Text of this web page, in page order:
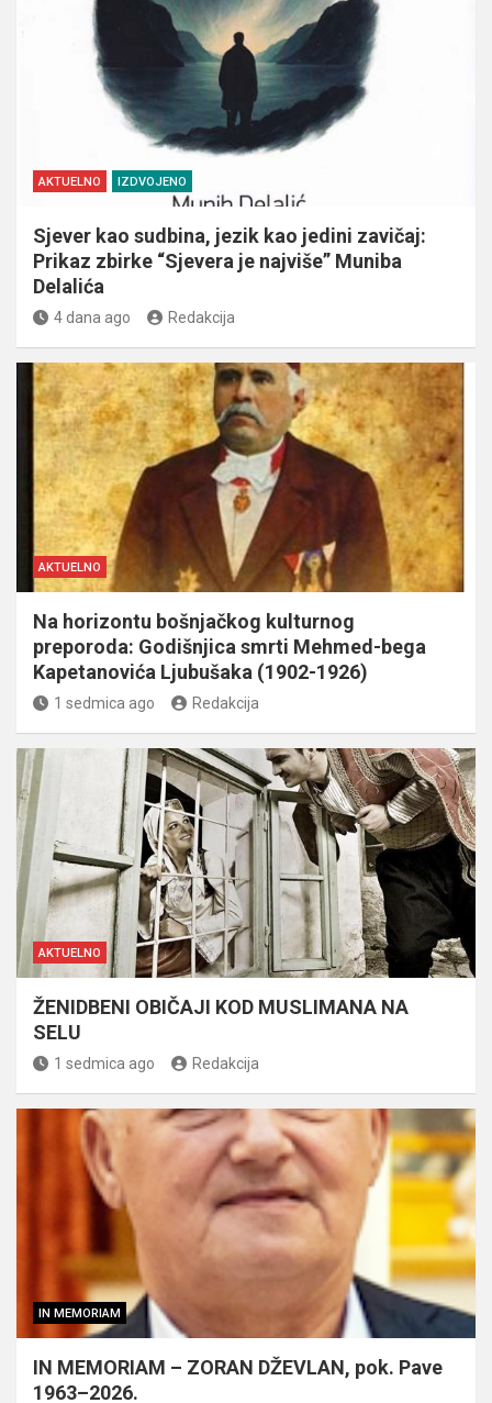
AKTUELNO IZDVOJENO
Sjever kao sudbina, jezik kao jedini zavičaj:
Prikaz zbirke “Sjevera je najviše” Muniba
Delalića
4 dana ago Redakcija
AKTUELNO
Na horizontu bošnjačkog kulturnog
preporoda: Godišnjica smrti Mehmed-bega
Kapetanovića Ljubušaka (1902-1926)
1 sedmica ago Redakcija
AKTUELNO
ŽENIDBENI OBIČAJI KOD MUSLIMANA NA
SELU
1 sedmica ago Redakcija
IN MEMORIAM
IN MEMORIAM – ZORAN DŽEVLAN, pok. Pave
1963–2026.